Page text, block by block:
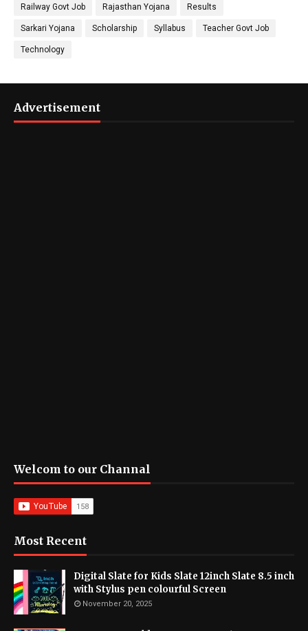
Railway Govt Job Rajasthan Yojana Results
Sarkari Yojana Scholarship Syllabus Teacher Govt Job
Technology
Advertisement
Welcom to our Channal
Most Recent
Digital Slate for Kids Slate 12inch Slate 8.5 inch
with Stylus pen colourful Screen
November 20, 2025